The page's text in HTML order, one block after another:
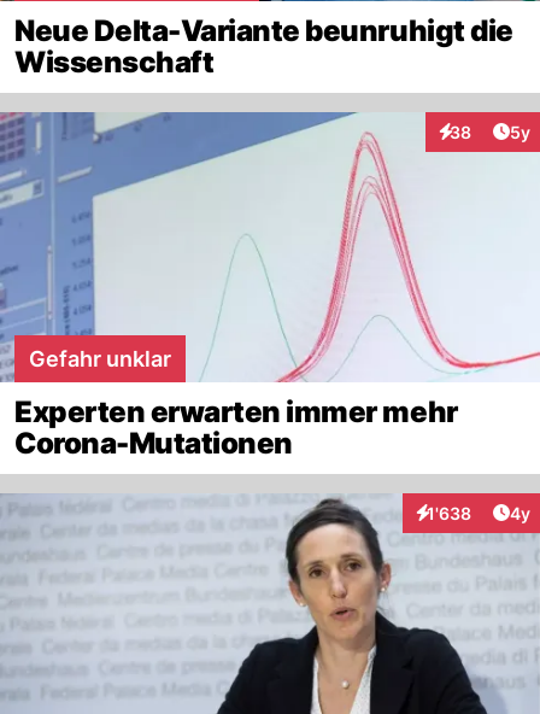
Neue Delta-Variante beunruhigt die
Wissenschaft
38
Interaktionen
5y
Gefahr unklar
Experten erwarten immer mehr
Corona-Mutationen
1'638
Interaktionen4y